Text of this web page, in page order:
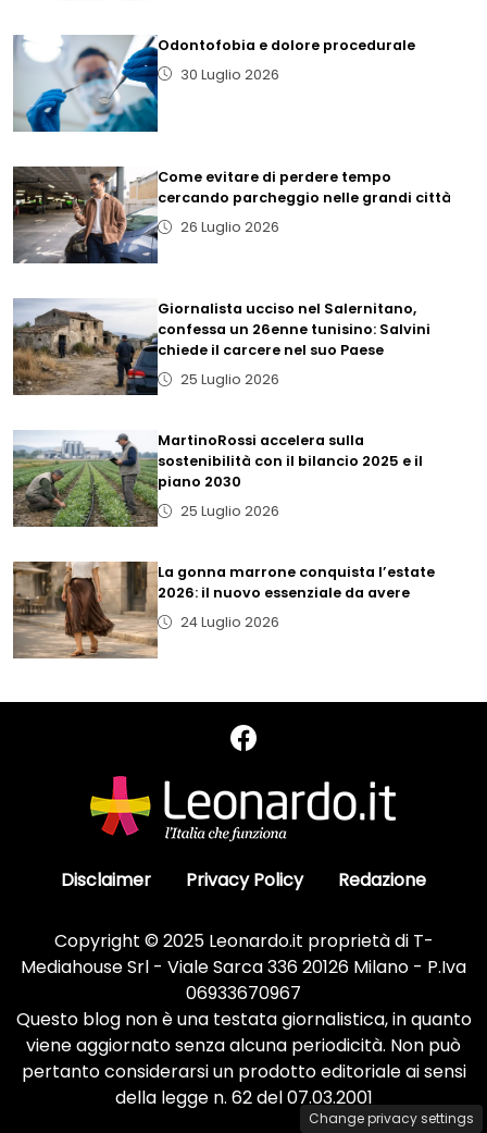
Odontofobia e dolore procedurale
30 Luglio 2026
Come evitare di perdere tempo
cercando parcheggio nelle grandi città
26 Luglio 2026
Giornalista ucciso nel Salernitano,
confessa un 26enne tunisino: Salvini
chiede il carcere nel suo Paese
25 Luglio 2026
MartinoRossi accelera sulla
sostenibilità con il bilancio 2025 e il
piano 2030
25 Luglio 2026
La gonna marrone conquista l’estate
2026: il nuovo essenziale da avere
24 Luglio 2026
Disclaimer Privacy Policy Redazione
Copyright © 2025 Leonardo.it proprietà di T-
Mediahouse Srl - Viale Sarca 336 20126 Milano - P.Iva
06933670967
Questo blog non è una testata giornalistica, in quanto
viene aggiornato senza alcuna periodicità. Non può
pertanto considerarsi un prodotto editoriale ai sensi
della legge n. 62 del 07.03.2001
Change privacy settings